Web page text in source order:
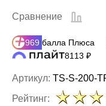
Артикул: TS-S-200-
Сравнение
969 балла Плюса
8113 ₽
Рейтинг: